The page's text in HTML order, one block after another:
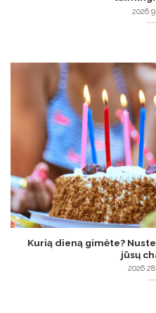
2026
Kurią dieną gimėte?
jūsų
2026